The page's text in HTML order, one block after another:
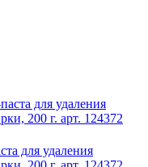
для удаления